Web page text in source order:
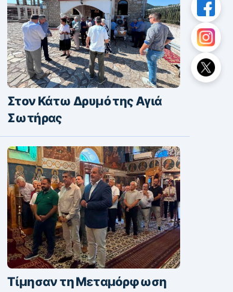
Στον Κάτω Δρυμό της Αγιά
Σωτήρας
Τίμησαν τη Μεταμόρφωση